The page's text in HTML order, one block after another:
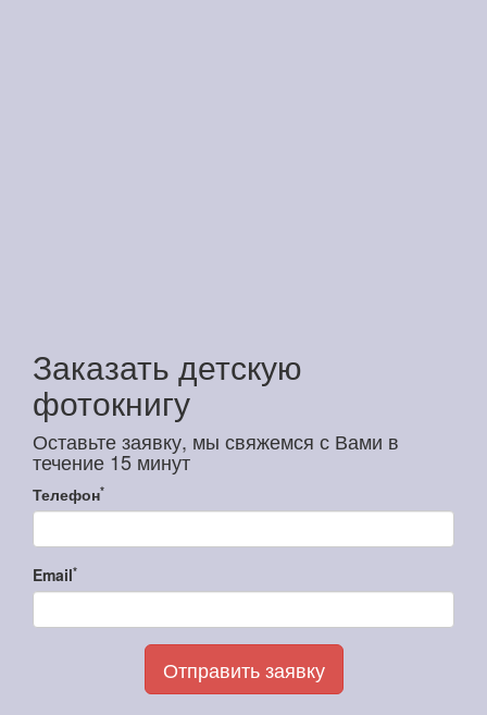
Заказать детскую
фотокнигу
Оставьте заявку, мы свяжемся с Вами в
течение 15 минут
Телефон*
Email*
Отправить заявку